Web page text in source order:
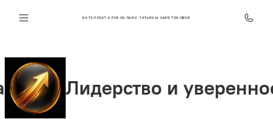
ИНТЕЛЛЕКТ КЛУБ ОНЛАЙН ТАТЬЯНЫ ХАРИТОНОВОЙ
и уверенность